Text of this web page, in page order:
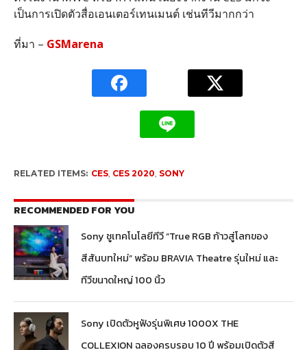
เป็นการเปิดตัวสื่อเอนเตอร์เทนเมนต์ เช่นทีวีมากกว่า
ที่มา – GSMarena
RELATED ITEMS: CES, CES 2020, SONY
RECOMMENDED FOR YOU
Sony ชูเทคโนโลยีทีวี “True RGB ก้าวสู่โลกของ
สีสันบทใหม่” พร้อม BRAVIA Theatre รุ่นใหม่ และ
ทีวีขนาดใหญ่ 100 นิ้ว
Sony เปิดตัวหูฟังรุ่นพิเศษ 1000X THE
COLLEXION ฉลองครบรอบ 10 ปี พร้อมเปิดตัวสี